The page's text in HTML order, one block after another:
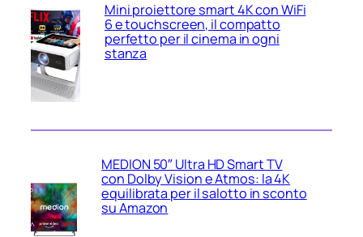
Mini proiettore smart 4K con WiFi
6 e touchscreen, il compatto
perfetto per il cinema in ogni
stanza
MEDION 50″ Ultra HD Smart TV
con Dolby Vision e Atmos: la 4K
equilibrata per il salotto in sconto
su Amazon